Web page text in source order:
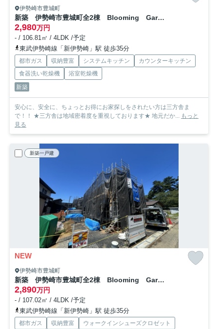
伊勢崎市豊城町
新築 伊勢崎市豊城町全2棟 Blooming Garden 1号棟
2,980万円
- / 106.81㎡ / 4LDK /予定
東武伊勢崎線「新伊勢崎」駅 徒歩35分
都市ガス 収納豊富 システムキッチン
カウンターキッチン
食器洗い乾燥機
浴室乾燥機
新築
安心に、安全に、ちょっとお得にお家探しをされたい方は三方舎ま
で！！ ★三方舎は地域密着度を重視しております★ 地元だか... もっと
見る
新築一戸建
NEW
伊勢崎市豊城町
新築 伊勢崎市豊城町全2棟 Blooming Garden 2号棟
2,890万円
- / 107.02㎡ / 4LDK /予定
東武伊勢崎線「新伊勢崎」駅 徒歩35分
都市ガス 収納豊富
ウォークインシューズクロゼット